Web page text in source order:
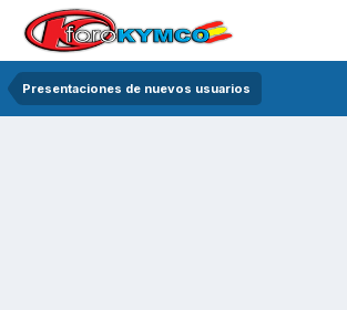
Presentaciones de nuevos usuarios